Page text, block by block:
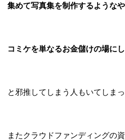
集めて写真集を制作するような
コミケを単なるお金儲けの場に
と邪推してしまう人もいてしま
またクラウドファンディングの